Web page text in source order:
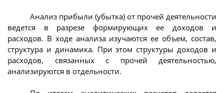
Анализ прибыли (убытка) от прочей деятельности
ведется в разрезе формирующих ее доходов и
расходов. В ходе анализа изучаются ее объем, состав,
структура и динамика. При этом структуры доходов и
расходов, связанных с прочей деятельностью,
анализируются в отдельности.